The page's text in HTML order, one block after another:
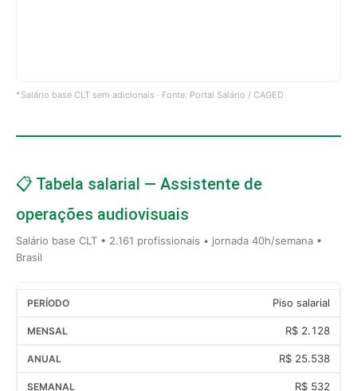
*Salário base CLT sem adicionais · Fonte: Portal Salário / CAGED
📋 Tabela salarial — Assistente de
operações audiovisuais
Salário base CLT • 2.161 profissionais • jornada 40h/semana •
Brasil
Piso salarial
R$ 2.128
R$ 25.538
R$ 532